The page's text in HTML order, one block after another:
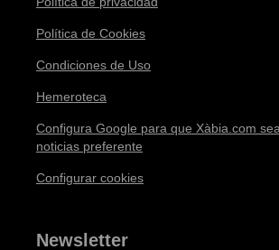
Política de Cookies
Condiciones de Uso
Hemeroteca
Configura Google para que Xàbia.com
noticias preferente
Configurar cookies
Newsletter